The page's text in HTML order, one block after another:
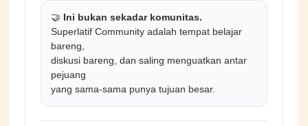
🤝 Ini bukan sekadar komunitas.
Superlatif Community adalah tempat belajar
bareng,
diskusi bareng, dan saling menguatkan antar
pejuang
yang sama-sama punya tujuan besar.